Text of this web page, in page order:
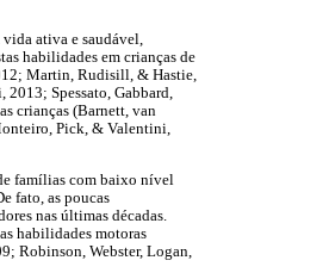
ativa e saudável,
habilidades em crianças de
Martin, Rudisill, & Hastie,
Spessato, Gabbard,
crianças (Barnett, van
Pick, & Valentini,
famílias com baixo nível
fato, as poucas
nas últimas décadas.
habilidades motoras
Robinson, Webster, Logan,